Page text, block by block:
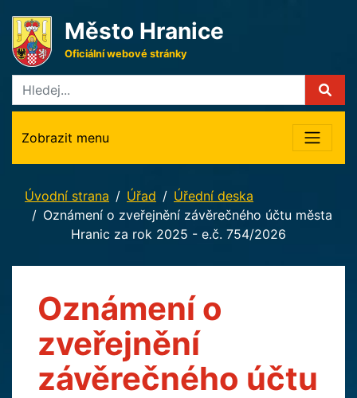
Město Hranice
Oficiální webové stránky
Zobrazit menu
Úvodní strana Úřad
Úřední deska
Oznámení o zveřejnění závěrečného účtu města
Hranic za rok 2025 - e.č. 754/2026
Oznámení o
zveřejnění
závěrečného účtu